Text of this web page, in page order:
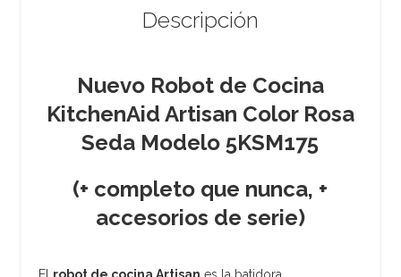
Descripción
Nuevo Robot de Cocina
KitchenAid Artisan Color Rosa
Seda Modelo 5KSM175
(+ completo que nunca, +
accesorios de serie)